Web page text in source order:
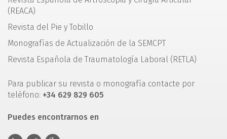
(REACA)
Revista del Pie y Tobillo
Monografías de Actualización de la SEMCPT
Revista Española de Traumatología Laboral (RETLA)
Para publicar su revista o monografía contacte por
teléfono: +34 629 829 605
Puedes encontrarnos en